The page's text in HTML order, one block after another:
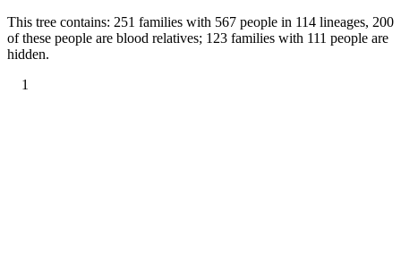
This tree contains: 251 families with 567 people in 114 lineages, 200
of these people are blood relatives; 123 families with 111 people are
hidden.
1